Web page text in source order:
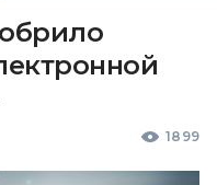
1899